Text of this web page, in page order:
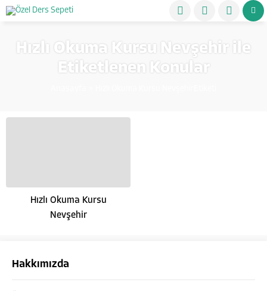
Hızlı Okuma Kursu Nevşehir ile
Etiketlenen Konular
Hızlı Okuma Kursu
Nevşehir
Hakkımızda